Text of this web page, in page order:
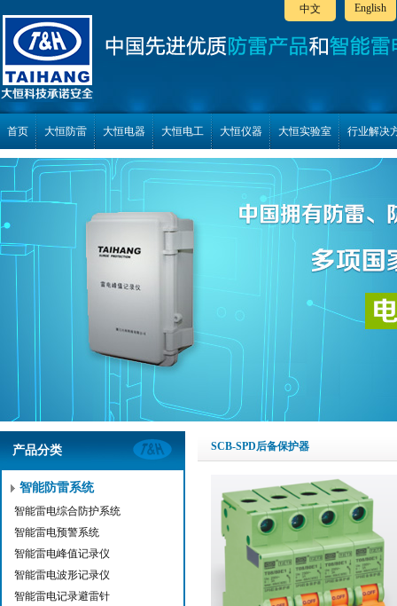
中文 English
首页 大恒防雷 大恒电器 大恒电工 大恒仪器 大恒实验室 行业解决
产品分类
智能防雷系统
智能雷电综合防护系统
智能雷电预警系统
智能雷电峰值记录仪
智能雷电波形记录仪
智能雷电记录避雷针
SCB-SPD后备保护器